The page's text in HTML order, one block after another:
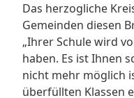
Das herzogliche
Gemeinden diesen
„Ihrer Schule wird
haben. Es ist Ihnen
nicht mehr möglich
überfüllten Klassen